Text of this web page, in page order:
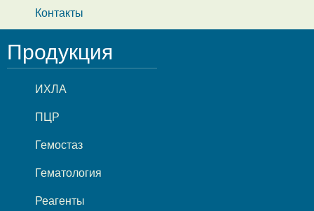
Контакты
Продукция
ИХЛА
ПЦР
Гемостаз
Гематология
Реагенты